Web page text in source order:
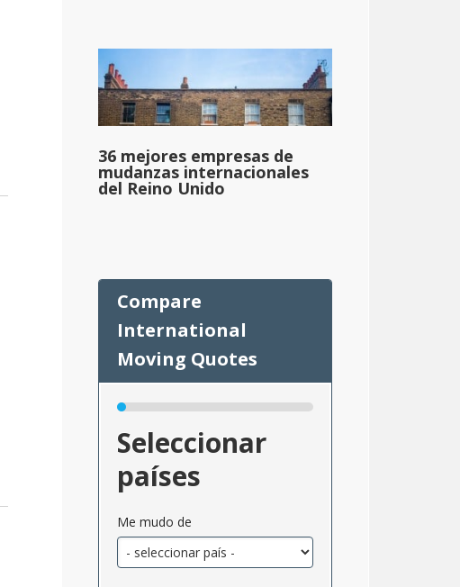
36 mejores empresas de
mudanzas internacionales
del Reino Unido
Seleccionar
países
Me mudo de